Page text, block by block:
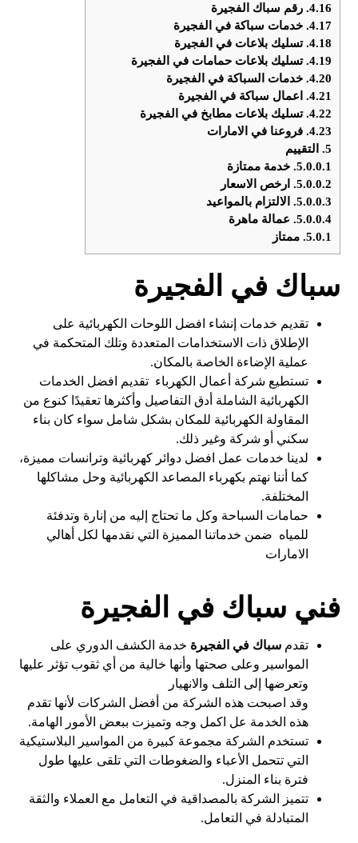
4.16. رقم سباك الفجيرة
4.17. خدمات سباكة في الفجيرة
4.18. تسليك بلاعات في الفجيرة
4.19. تسليك بلاعات حمامات في الفجيرة
4.20. خدمات السباكة في الفجيرة
4.21.
اعمال سباكة في الفجيرة
4.22. تسليك بلاعات مطابخ في الفجيرة
4.23. فروعنا في الامارات
5.
التقييم
5.0.0.1. خدمة ممتازة
5.0.0.2.
ارخص الاسعار
5.0.0.3.
الالتزام بالمواعيد
5.0.0.4. عمالة ماهرة
5.0.1. ممتاز
سباك في الفجيرة
تقديم خدمات إنشاء افضل اللوحات الكهربائية على
الإطلاق ذات الاستخدامات المتعددة وتلك المتحكمة في
عملية الإضاءة الخاصة بالمكان.
تستطيع شركة أعمال الكهرباء تقديم افضل الخدمات
الكهربائية الشاملة أدق التفاصيل وأكثرها تعقيدًا كنوع من
المقاولة الكهربائية للمكان بشكل شامل سواء كان بناء
سكني أو شركة وغير ذلك.
لدينا خدمات عمل افضل دوائر كهربائية وترانسات مميزة،
كما أننا نهتم بكهرباء المصاعد الكهربائية وحل مشاكلها
المختلفة.
حمامات السباحة وكل ما تحتاج إليه من إنارة وتدفئة
للمياه ضمن خدماتنا المميزة التي نقدمها لكل أهالي
الامارات
فني سباك في الفجيرة
تقدمسباك في الفجيرة خدمة الكشف الدوري على
المواسير وعلى صحتها وأنها خالية من أي ثقوب تؤثر عليها
وتعرضها إلى التلف والانهيار
وقد اصبحت هذه الشركة من أفضل الشركات لأنها تقدم
هذه الخدمة عل اكمل وجه وتميزت ببعض الأمور الهامة.
تستخدم الشركة مجموعة كبيرة من المواسير البلاستيكية
التي تتحمل الأعباء والضغوطات التي تلقى عليها طول
فترة بناء المنزل.
تتميز الشركة بالمصداقية في التعامل مع العملاء والثقة
المتبادلة في التعامل.